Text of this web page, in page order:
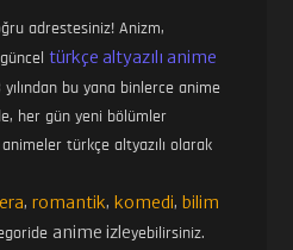
adrestesiniz! Anizm,
günceltürkçe altyazılı anime
bu yana binlerce anime
her gün yeni bölümler
türkçe altyazılı olarak
,romantik, komedi, bilim
anime izleyebilirsiniz.